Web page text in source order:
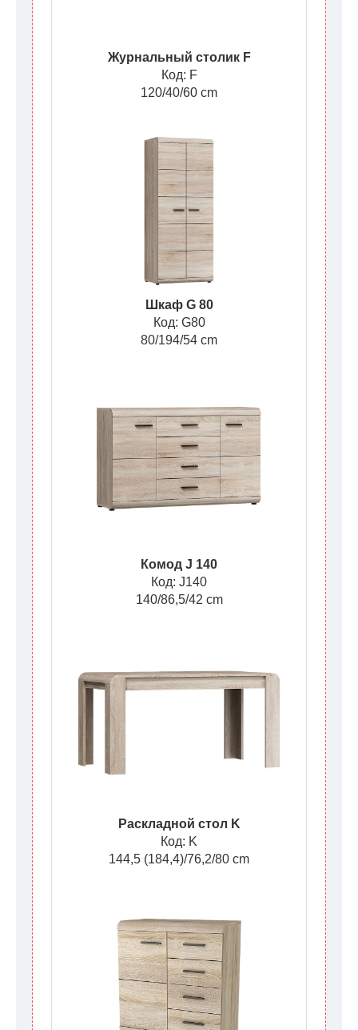
Журнальный столик F
Код: F
120/40/60 cm
Шкаф G 80
Код: G80
80/194/54 cm
Комод J 140
Код: J140
140/86,5/42 cm
Раскладной стол K
Код: K
144,5 (184,4)/76,2/80 cm